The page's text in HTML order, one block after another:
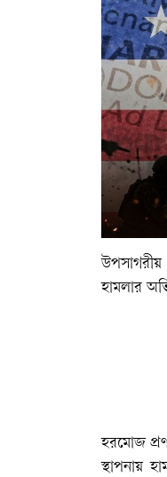
উপসাগরীয়
হামলার
​হরমোজ
স্থাপনায়